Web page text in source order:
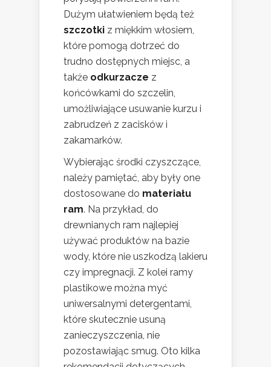
Dużym ułatwieniem będą też
szczotki z miękkim włosiem,
które pomogą dotrzeć do
trudno dostępnych miejsc, a
także odkurzacze z
końcówkami do szczelin,
umożliwiające usuwanie kurzu i
zabrudzeń z zacisków i
zakamarków.
Wybierając środki czyszczące,
należy pamiętać, aby były one
dostosowane do materiału
ram. Na przykład, do
drewnianych ram najlepiej
używać produktów na bazie
wody, które nie uszkodzą lakieru
czy impregnacji. Z kolei ramy
plastikowe można myć
uniwersalnymi detergentami,
które skutecznie usuną
zanieczyszczenia, nie
pozostawiając smug. Oto kilka